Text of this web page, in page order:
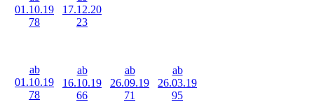
01.10.19
78
17.12.20
23
ab
01.10.19
78
ab
16.10.19
66
ab
26.09.19
71
ab
26.03.19
95